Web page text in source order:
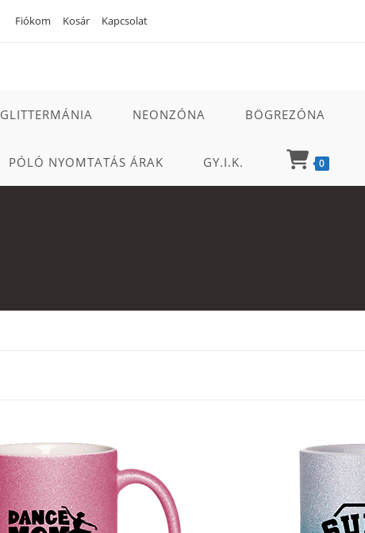
Fiókom Kosár Kapcsolat
GLITTERMÁNIA NEONZÓNA BÖGREZÓNA
PÓLÓ NYOMTATÁS ÁRAK GY.I.K. 0